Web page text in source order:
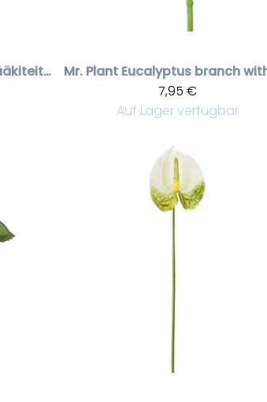
Magnolian oksa, jääkiteitä, 140 cm
Mr. Plant
7,95 €
Auf Lager verfügbar